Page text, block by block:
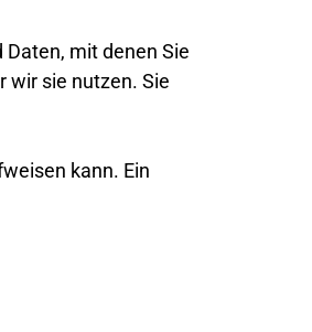
mit denen Sie
wir sie nutzen. Sie
kann. Ein